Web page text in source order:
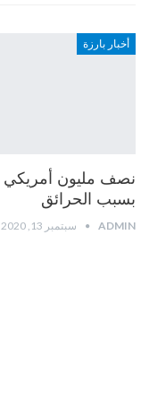
أخبار بارزة
نصف مليون أمريكي
بسبب الحرائق
ADMIN سبتمبر 13, 2020